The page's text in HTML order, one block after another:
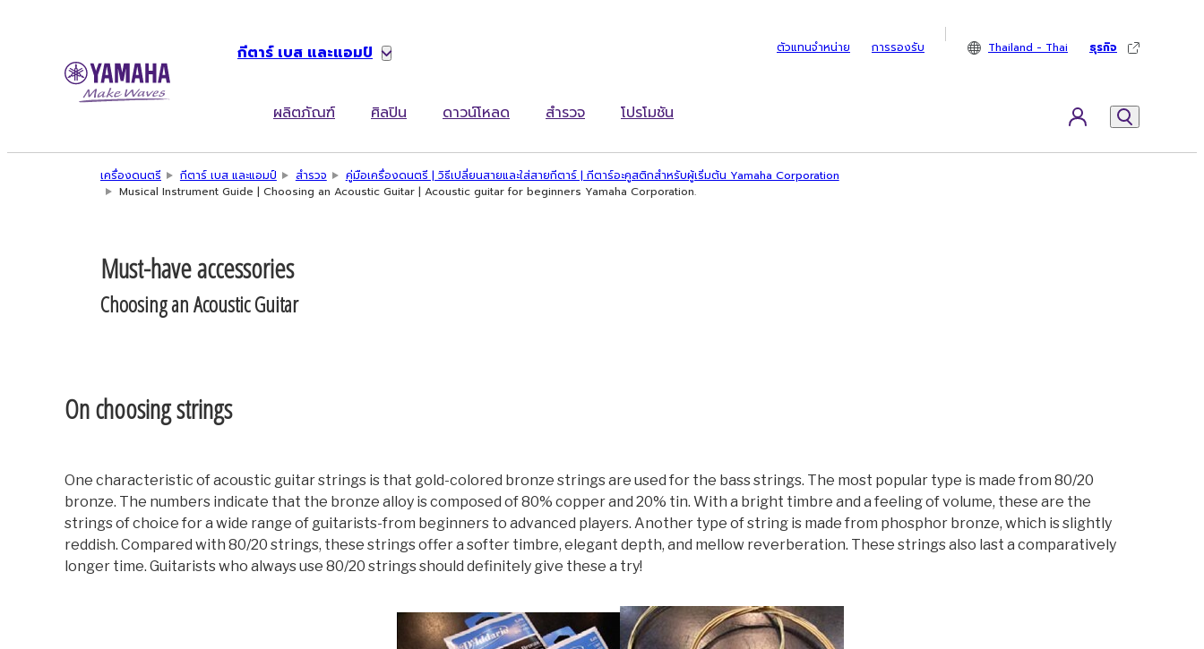
กีตาร์ เบส และแอมป์
ผลิตภัณฑ์ ศิลปิน ดาวน์โหลด สำรวจ โปรโมชัน
ตัวแทนจำหน่าย การรองรับ Thailand - Thai ธุรกิจ
เครื่องดนตรี กีตาร์ เบส และแอมป์ สำรวจ
คู่มือเครื่องดนตรี | วิธีเปลี่ยนสายและใส่สายกีตาร์ | กีตาร์อะคูสติกสำหรับผู้เริ่มต้น Yamaha Corporation
Musical Instrument Guide | Choosing an Acoustic Guitar | Acoustic guitar for beginners Yamaha Corporation.
Must-have accessories
Choosing an Acoustic Guitar
On choosing strings
One characteristic of acoustic guitar strings is that gold-colored bronze strings are used for the bass strings. The most popular type is made from 80/20
bronze. The numbers indicate that the bronze alloy is composed of 80% copper and 20% tin. With a bright timbre and a feeling of volume, these are the
strings of choice for a wide range of guitarists-from beginners to advanced players. Another type of string is made from phosphor bronze, which is slightly
reddish. Compared with 80/20 strings, these strings offer a softer timbre, elegant depth, and mellow reverberation. These strings also last a comparatively
longer time. Guitarists who always use 80/20 strings should definitely give these a try!